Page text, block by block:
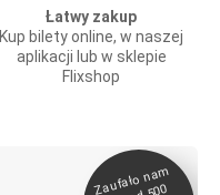
Łatwy zakup
Kup bilety online, w naszej
aplikacji lub w sklepie
Flixshop
Zaufało na
m
milionó
pasażeró